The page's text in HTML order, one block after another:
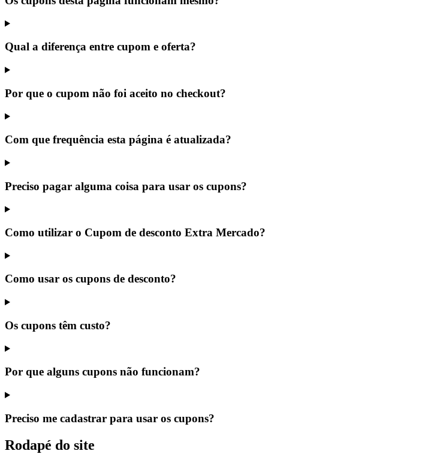
Qual a diferença entre cupom e oferta?
Por que o cupom não foi aceito no checkout?
Com que frequência esta página é atualizada?
Preciso pagar alguma coisa para usar os cupons?
Como utilizar o Cupom de desconto Extra Mercado?
Como usar os cupons de desconto?
Os cupons têm custo?
Por que alguns cupons não funcionam?
Preciso me cadastrar para usar os cupons?
Rodapé do site